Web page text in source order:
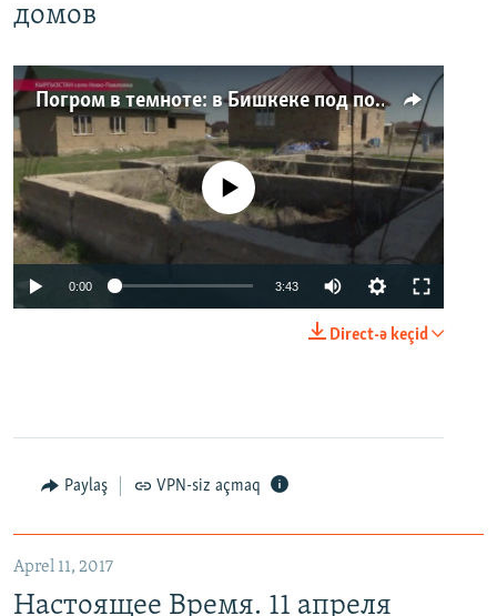
домов
Погром в темноте: в Бишкеке под покровом ночи неизвестные на тракторе снесли три десятка частных домов
No media source currently available
0:00 3:43
Direct-ə keçid
Paylaş VPN-siz açmaq
Aprel 11, 2017
Настоящее Время. 11 апреля